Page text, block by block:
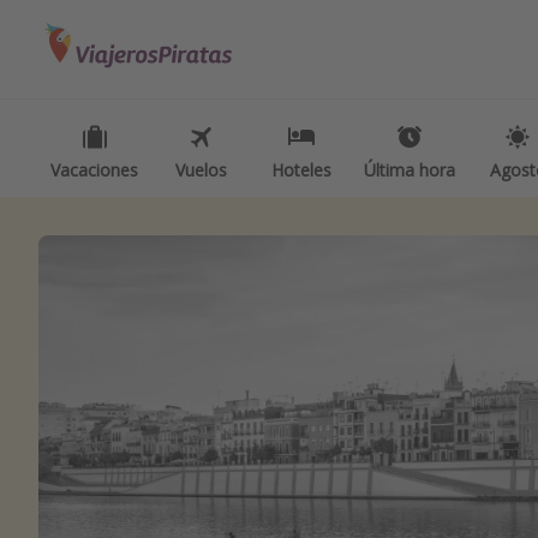
Vacaciones Vuelos Hoteles Última hora
Vuelos
Hoteles
Cruceros
Todos los destinos
Tenerife
Marruecos
Maldivas
Albania
Camping
Glamping
Viajes